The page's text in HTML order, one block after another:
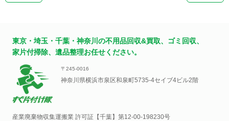
東京・埼玉・千葉・神奈川の不用品回収&買取、ゴミ回収、
家片付掃除、遺品整理お任せください。
〒245-0016
神奈川県横浜市泉区和泉町5735-4セイブ4ビル2階
産業廃棄物収集運搬業 許可証【千葉】 第12-00-198230号